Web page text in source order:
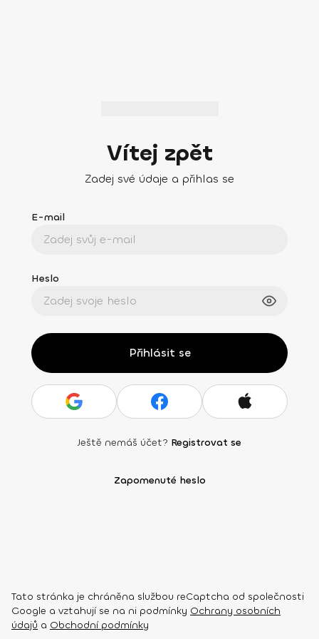
Vítej zpět
Zadej své údaje a přihlas se
E-mail
Heslo
Přihlásit se
Ještě nemáš účet? Registrovat se
Zapomenuté heslo
Tato stránka je chráněna službou reCaptcha od společnosti
Google a vztahují se na ni podmínky Ochrany osobních
údajů a Obchodní podmínky